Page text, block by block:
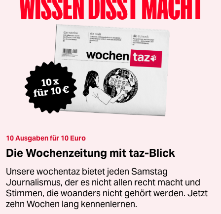
10 Ausgaben für 10 Euro
Die Wochenzeitung mit taz-Blick
Unsere wochentaz bietet jeden Samstag
Journalismus, der es nicht allen recht macht und
Stimmen, die woanders nicht gehört werden. Jetzt
zehn Wochen lang kennenlernen.